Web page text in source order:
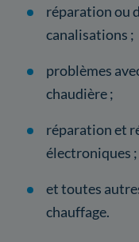
réparation ou
canalisations ;
problèmes
chaudière ;
réparation et
électroniques ;
et toutes
chauffage.